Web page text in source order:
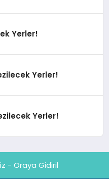
Yerler!
Yerler!
Yerler!
- Oraya Gidiril